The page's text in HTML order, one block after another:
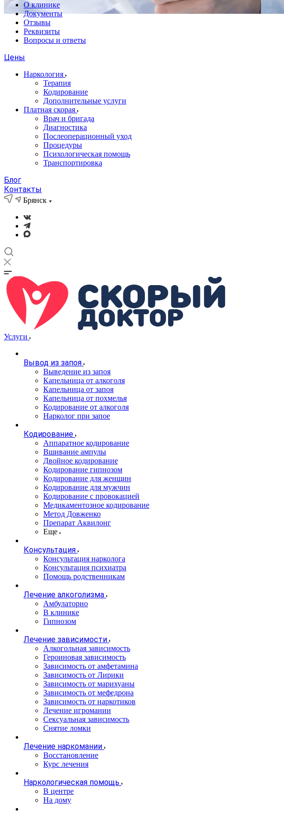
О клинике
Документы
Отзывы
Реквизиты
Вопросы и ответы
Цены
Наркология
Терапия
Кодирование
Дополнительные услуги
Платная скорая
Врач и бригада
Диагностика
Послеоперационный уход
Процедуры
Психологическая помощь
Транспортировка
Блог
Контакты
Брянск
Услуги
Вывод из запоя
Выведение из запоя
Капельница от алкоголя
Капельница от запоя
Капельница от похмелья
Кодирование от алкоголя
Нарколог при запое
Кодирование
Аппаратное кодирование
Вшивание ампулы
Двойное кодирование
Кодирование гипнозом
Кодирование для женщин
Кодирование для мужчин
Кодирование с провокацией
Медикаментозное кодирование
Метод Довженко
Препарат Аквилонг
Еще
Консультация
Консультация нарколога
Консультация психиатра
Помощь родственникам
Лечение алкоголизма
Амбулаторно
В клинике
Гипнозом
Лечение зависимости
Алкогольная зависимость
Героиновая зависимость
Зависимость от амфетамина
Зависимость от Лирики
Зависимость от марихуаны
Зависимость от мефедрона
Зависимость от наркотиков
Лечение игромании
Сексуальная зависимость
Снятие ломки
Лечение наркомании
Восстановление
Курс лечения
Наркологическая помощь
В центре
На дому